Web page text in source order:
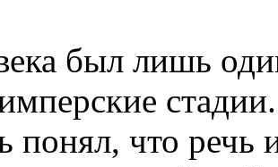
был лишь
понял, что речь